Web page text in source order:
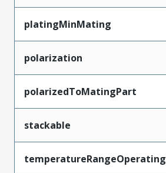
platingMinMating
polarization
polarizedToMatingPart
stackable
temperatureRangeOperating